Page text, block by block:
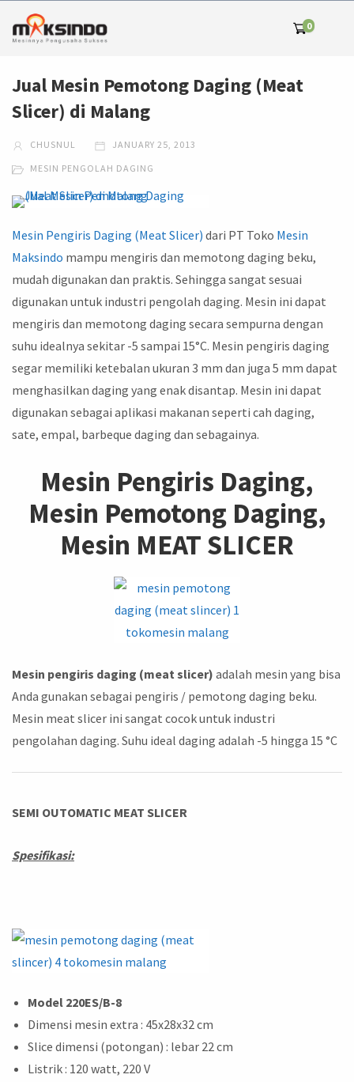
0
Jual Mesin Pemotong Daging (Meat
Slicer) di Malang
CHUSNUL JANUARY 25, 2013
MESIN PENGOLAH DAGING
Mesin Pengiris Daging (Meat Slicer) dari PT Toko Mesin
Maksindo mampu mengiris dan memotong daging beku,
mudah digunakan dan praktis. Sehingga sangat sesuai
digunakan untuk industri pengolah daging. Mesin ini dapat
mengiris dan memotong daging secara sempurna dengan
suhu idealnya sekitar -5 sampai 15°C. Mesin pengiris daging
segar memiliki ketebalan ukuran 3 mm dan juga 5 mm dapat
menghasilkan daging yang enak disantap. Mesin ini dapat
digunakan sebagai aplikasi makanan seperti cah daging,
sate, empal, barbeque daging dan sebagainya.
Mesin Pengiris Daging,
Mesin Pemotong Daging,
Mesin MEAT SLICER
Mesin pengiris daging (meat slicer) adalah mesin yang bisa
Anda gunakan sebagai pengiris / pemotong daging beku.
Mesin meat slicer ini sangat cocok untuk industri
pengolahan daging. Suhu ideal daging adalah -5 hingga 15 °C
SEMI OUTOMATIC MEAT SLICER
Spesifikasi:
Model 220ES/B-8
Dimensi mesin extra : 45x28x32 cm
Slice dimensi (potongan) : lebar 22 cm
Listrik : 120 watt, 220 V